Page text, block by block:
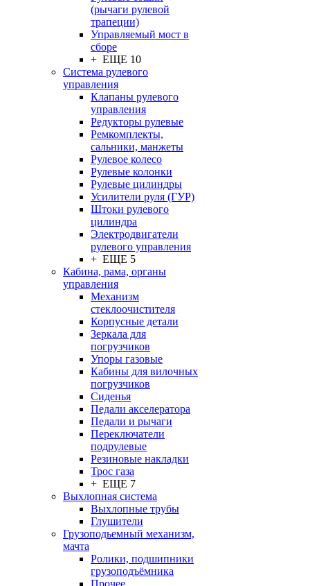
(рычаги рулевой
трапеции)
Управляемый мост в
сборе
+ ЕЩЕ 10
Система рулевого
управления
Клапаны рулевого
управления
Редукторы рулевые
Ремкомплекты,
сальники, манжеты
Рулевое колесо
Рулевые колонки
Рулевые цилиндры
Усилители руля (ГУР)
Штоки рулевого
цилиндра
Электродвигатели
рулевого управления
+ ЕЩЕ 5
Кабина, рама, органы
управления
Механизм
стеклоочистителя
Корпусные детали
Зеркала для
погрузчиков
Упоры газовые
Кабины для вилочных
погрузчиков
Сиденья
Педали акселератора
Педали и рычаги
Переключатели
подрулевые
Резиновые накладки
Трос газа
+ ЕЩЕ 7
Выхлопная система
Выхлопные трубы
Глушители
Грузоподьемный механизм,
мачта
Ролики, подшипники
грузоподъёмника
Прочее